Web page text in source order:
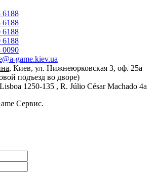
6188
6188
6188
6188
0090
game.kiev.ua
, Киев, ул. Нижнеюрковская 3, оф. 25а
подъезд во дворе)
1250-135 , R. Júlio César Machado 4a
Сервис.